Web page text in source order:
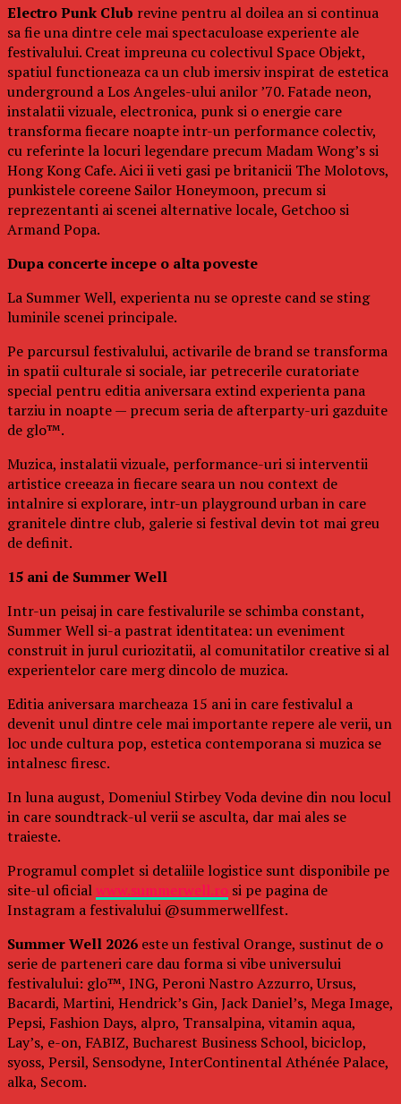
Electro Punk Club revine pentru al doilea an si continua
sa fie una dintre cele mai spectaculoase experiente ale
festivalului. Creat impreuna cu colectivul Space Objekt,
spatiul functioneaza ca un club imersiv inspirat de estetica
underground a Los Angeles-ului anilor ’70. Fatade neon,
instalatii vizuale, electronica, punk si o energie care
transforma fiecare noapte intr-un performance colectiv,
cu referinte la locuri legendare precum Madam Wong’s si
Hong Kong Cafe. Aici ii veti gasi pe britanicii The Molotovs,
punkistele coreene Sailor Honeymoon, precum si
reprezentanti ai scenei alternative locale, Getchoo si
Armand Popa.
Dupa concerte incepe o alta poveste
La Summer Well, experienta nu se opreste cand se sting
luminile scenei principale.
Pe parcursul festivalului, activarile de brand se transforma
in spatii culturale si sociale, iar petrecerile curatoriate
special pentru editia aniversara extind experienta pana
tarziu in noapte — precum seria de afterparty-uri gazduite
de glo™.
Muzica, instalatii vizuale, performance-uri si interventii
artistice creeaza in fiecare seara un nou context de
intalnire si explorare, intr-un playground urban in care
granitele dintre club, galerie si festival devin tot mai greu
de definit.
15 ani de Summer Well
Intr-un peisaj in care festivalurile se schimba constant,
Summer Well si-a pastrat identitatea: un eveniment
construit in jurul curiozitatii, al comunitatilor creative si al
experientelor care merg dincolo de muzica.
Editia aniversara marcheaza 15 ani in care festivalul a
devenit unul dintre cele mai importante repere ale verii, un
loc unde cultura pop, estetica contemporana si muzica se
intalnesc firesc.
In luna august, Domeniul Stirbey Voda devine din nou locul
in care soundtrack-ul verii se asculta, dar mai ales se
traieste.
Programul complet si detaliile logistice sunt disponibile pe
site-ul oficialwww.summerwell.ro si pe pagina de
Instagram a festivalului @summerwellfest.
Summer Well 2026 este un festival Orange, sustinut de o
serie de parteneri care dau forma si vibe universului
festivalului: glo™, ING, Peroni Nastro Azzurro, Ursus,
Bacardi, Martini, Hendrick’s Gin, Jack Daniel’s, Mega Image,
Pepsi, Fashion Days, alpro, Transalpina, vitamin aqua,
Lay’s, e-on, FABIZ, Bucharest Business School, biciclop,
syoss, Persil, Sensodyne, InterContinental Athénée Palace,
alka, Secom.